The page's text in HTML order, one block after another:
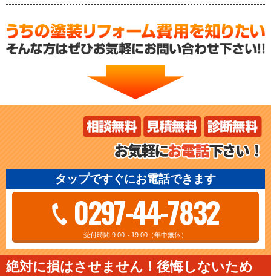
タップですぐにお電話できます
0297-44-7832
受付時間 9:00～19:00（年中無休）
絶対に損はさせません！後悔しないため